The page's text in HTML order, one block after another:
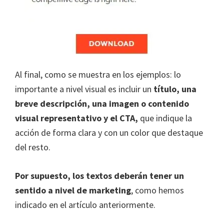
Al final, como se muestra en los ejemplos: lo
importante a nivel visual es incluir un título, una
breve descripción, una imagen o contenido
visual representativo y el CTA, que indique la
acción de forma clara y con un color que destaque
del resto.
Por supuesto, los textos deberán tener un
sentido a nivel de marketing, como hemos
indicado en el artículo anteriormente.